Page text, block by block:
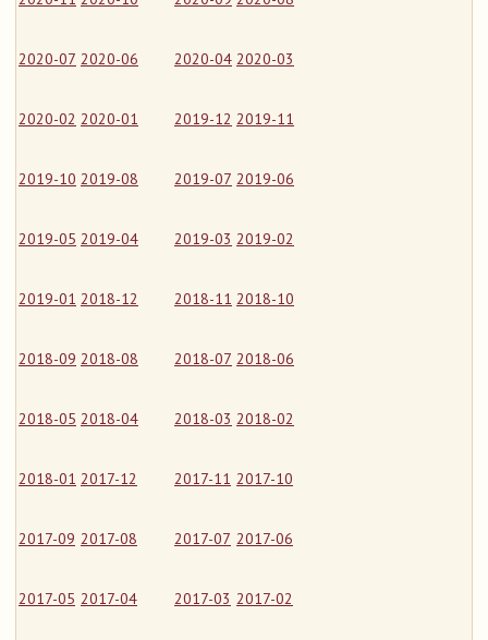
2020-07 2020-06 2020-04 2020-03
2020-02 2020-01 2019-12 2019-11
2019-10 2019-08 2019-07 2019-06
2019-05 2019-04 2019-03 2019-02
2019-01 2018-12 2018-11 2018-10
2018-09 2018-08 2018-07 2018-06
2018-05 2018-04 2018-03 2018-02
2018-01 2017-12 2017-11 2017-10
2017-09 2017-08 2017-07 2017-06
2017-05 2017-04 2017-03 2017-02